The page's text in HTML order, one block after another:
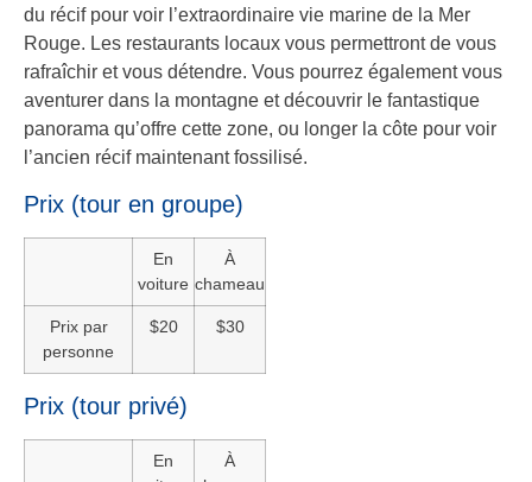
du récif pour voir l’extraordinaire vie marine de la Mer
Rouge. Les restaurants locaux vous permettront de vous
rafraîchir et vous détendre. Vous pourrez également vous
aventurer dans la montagne et découvrir le fantastique
panorama qu’offre cette zone, ou longer la côte pour voir
l’ancien récif maintenant fossilisé.
Prix (tour en groupe)
En
voiture
À
chameau
Prix par
personne
$20 $30
Prix (tour privé)
En
À